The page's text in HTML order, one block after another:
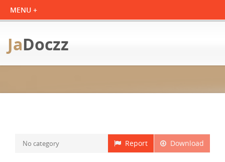
JaDoczz
Download
Report
No category